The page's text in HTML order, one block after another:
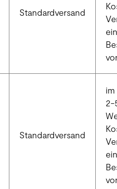
Standardversand
Standardversand
2-